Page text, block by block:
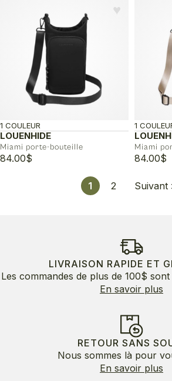
♥︎
LOUENHIDE
Miami porte-bouteille
1 COULEUR
84.00$
Miami
1
84.00$
1 2 Suivant
LIVRAISON RAPIDE ET
Les commandes de plus de 100$
En savoir plus
RETOUR SANS
Nous sommes là pour
En savoir plus